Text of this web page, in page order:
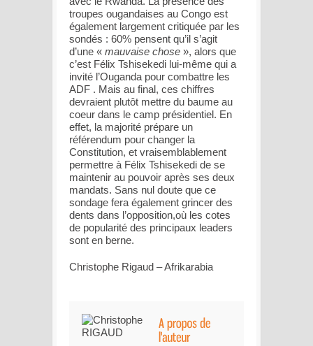
troupes ougandaises au Congo est
également largement critiquée par les
sondés : 60% pensent qu’il s’agit
d’une « mauvaise chose », alors que
c’est Félix Tshisekedi lui-même qui a
invité l’Ouganda pour combattre les
ADF . Mais au final, ces chiffres
devraient plutôt mettre du baume au
coeur dans le camp présidentiel. En
effet, la majorité prépare un
référendum pour changer la
Constitution, et vraisemblablement
permettre à Félix Tshisekedi de se
maintenir au pouvoir après ses deux
mandats. Sans nul doute que ce
sondage fera également grincer des
dents dans l’opposition,où les cotes
de popularité des principaux leaders
sont en berne.
Christophe Rigaud – Afrikarabia